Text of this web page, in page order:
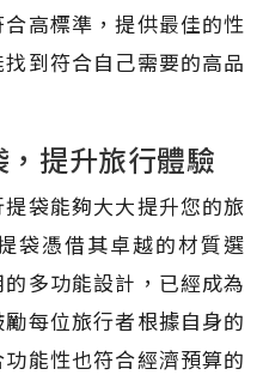
高標準，提供最佳的性
到符合自己需要的高品
提升旅行體驗
袋能夠大大提升您的旅
袋憑借其卓越的材質選
多功能設計，已經成為
每位旅行者根據自身的
能性也符合經濟預算的